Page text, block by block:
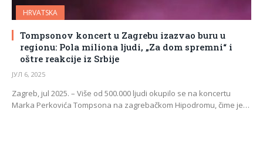
HRVATSKA
Tompsonov koncert u Zagrebu izazvao buru u
regionu: Pola miliona ljudi, „Za dom spremni“ i
oštre reakcije iz Srbije
ЈУЛ 6, 2025
Zagreb, jul 2025. – Više od 500.000 ljudi okupilo se na koncertu
Marka Perkovića Tompsona na zagrebačkom Hipodromu, čime je…